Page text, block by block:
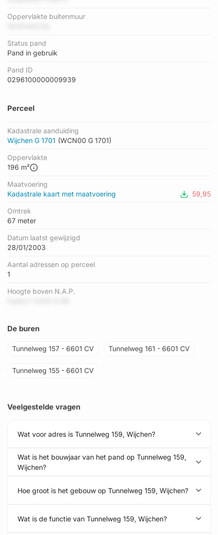
Oppervlakte buitenmuur
Status pand
Pand in gebruik
Pand ID
0296100000009939
Perceel
Kadastrale aanduiding
Wijchen G 1701 (WCN00 G 1701)
Oppervlakte
196 m²
Maatvoering
Kadastrale kaart met maatvoering
59,95
Omtrek
67 meter
Datum laatst gewijzigd
28/01/2003
Aantal adressen op perceel
1
Hoogte boven N.A.P.
De buren
Tunnelweg 157 - 6601 CV Tunnelweg 161 - 6601 CV
Tunnelweg 155 - 6601 CV
Veelgestelde vragen
Wat voor adres is Tunnelweg 159, Wijchen?
Wat is het bouwjaar van het pand op Tunnelweg 159,
Wijchen?
Hoe groot is het gebouw op Tunnelweg 159, Wijchen?
Wat is de functie van Tunnelweg 159, Wijchen?